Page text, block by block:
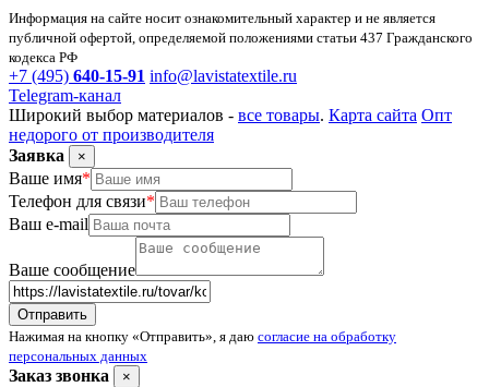
Информация на сайте носит ознакомительный характер и не является
публичной офертой, определяемой положениями статьи 437 Гражданского
кодекса РФ
+7 (495) 640-15-91 info@lavistatextile.ru
Telegram-канал
Широкий выбор материалов - все товары. Карта сайта Опт
недорого от производителя
Заявка
×
Ваше имя*
Телефон для связи*
Ваш e-mail
Ваше сообщение
Нажимая на кнопку «Отправить», я даю согласие на обработку
персональных данных
Заказ звонка ×